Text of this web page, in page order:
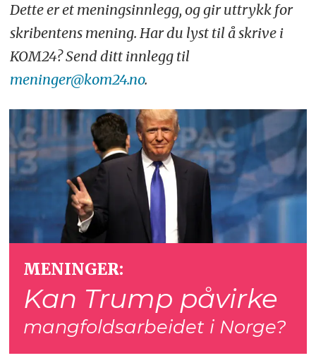
Dette er et meningsinnlegg, og gir uttrykk for
skribentens mening. Har du lyst til å skrive i
KOM24? Send ditt innlegg til
meninger@kom24.no.
MENINGER:
Kan Trump påvirke
mangfoldsarbeidet i Norge?